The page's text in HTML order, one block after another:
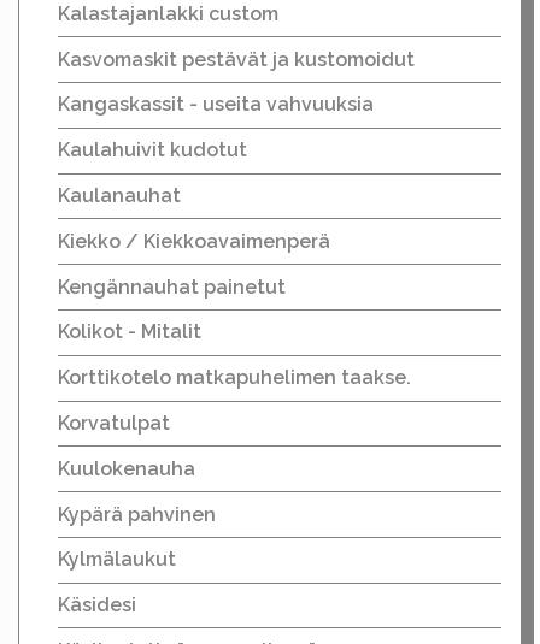
Kalastajanlakki custom
Kasvomaskit pestävät ja kustomoidut
Kangaskassit - useita vahvuuksia
Kaulahuivit kudotut
Kaulanauhat
Kiekko / Kiekkoavaimenperä
Kengännauhat painetut
Kolikot - Mitalit
Korttikotelo matkapuhelimen taakse.
Korvatulpat
Kuulokenauha
Kypärä pahvinen
Kylmälaukut
Käsidesi